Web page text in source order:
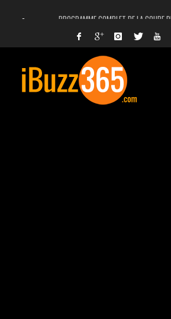
PROGRAMME COMPLET DE LA COUPE
FACEBOOK, INSTAGRAM ET WHATSAPP HORS
UNE VIDÉO 4K MONTRE LA PLANÈTE MARS
LANCEMENT DU PREMIER VOL
DÉCÈS DE L’EX-PRÉSIDENT ZINE EL ABIDINE